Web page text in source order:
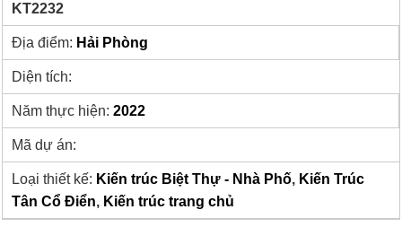
KT2232
Địa điểm: Hải Phòng
Diện tích:
Năm thực hiện: 2022
Mã dự án:
Loại thiết kế: Kiến trúc Biệt Thự - Nhà Phố, Kiến Trúc
Tân Cổ Điển, Kiến trúc trang chủ